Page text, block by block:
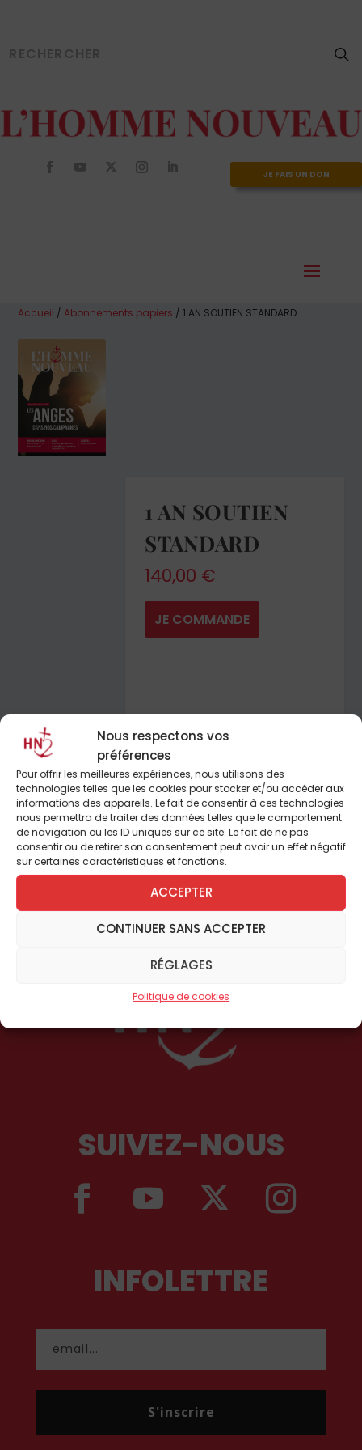
Nous respectons vos
préférences
Pour offrir les meilleures expériences, nous utilisons des
technologies telles que les cookies pour stocker et/ou accéder aux
informations des appareils. Le fait de consentir à ces technologies
nous permettra de traiter des données telles que le comportement
de navigation ou les ID uniques sur ce site. Le fait de ne pas
consentir ou de retirer son consentement peut avoir un effet négatif
sur certaines caractéristiques et fonctions.
ACCEPTER
CONTINUER SANS ACCEPTER
RÉGLAGES
Politique de cookies
JE FAIS UN DON
Accueil /Abonnements papiers / 1 AN SOUTIEN STANDARD
1 AN SOUTIEN
STANDARD
140,00 €
JE COMMANDE
Description
Abonnement Soutien
Standard 1 an (24
numéros) France
SUIVEZ-NOUS
INFOLETTRE
S'inscrire